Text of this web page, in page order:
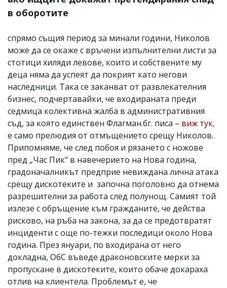
в оборотите
спрямо същия период за минали години, Николов
може да се окаже с връчени изпълнителни листи за
стотици хиляди левове, които и собствените му
деца няма да успеят да покрият като негови
наследници. Така се заканват от развлекателния
бизнес, подчертавайки, че входираната преди
седмица колективна жалба в административния
съд, за която единствен Флагман.бг. писа – виж тук,
е само прелюдия от отмъщението срещу Николов.
Припомняме, че след побоя и рязането с ножове
пред „Час Пик“ в навечерието на Нова година,
градоначалникът предприе невиждана лична атака
срещу дискотеките и започна поголовно да отнема
разрешителни за работа след полунощ. Самият той
излезе с обръщение към гражданите, че действа
рисково, на ръба на закона, за да се предотвратят
инциденти с още по-тежки последици около Нова
година. През януари, по входирана от него
докладна, ОбС въведе драконовските мерки за
пропускане в дискотеките, които обаче докараха
отлив на клиентела. Проблемът е, че